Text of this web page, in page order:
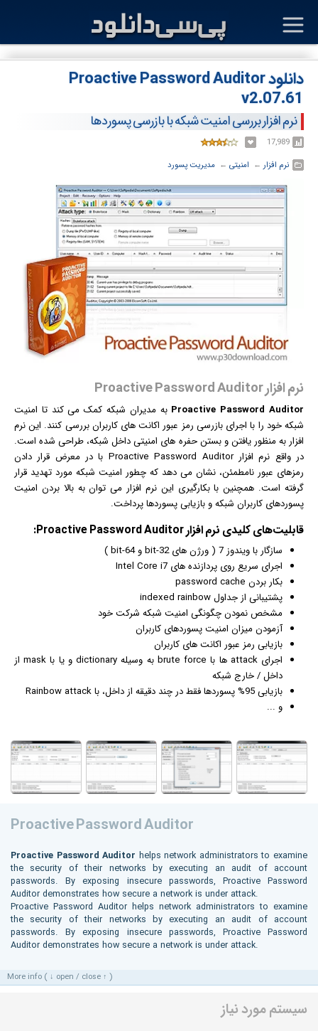
دانلود Proactive Password Auditor
v2.07.61
نرم افزار بررسی امنیت شبکه با بازرسی پسوردها
17,989
نرم افزار ← ‏ امنیتی ← ‏ مدیریت پسورد
نرم افزار Proactive Password Auditor
Proactive Password Auditor به مدیران شبکه کمک می کند تا امنیت
شبکه خود را با اجرای بازرسی رمز عبور اکانت های کاربران بررسی کنند. ایننرم
افزار به منظور یافتن و بستن حفره های امنیتی داخل شبکه، طراحی شده است.
در واقع نرم افزار Proactive Password Auditor با در معرض قرار دادن
رمزهای عبور نامطمئن، نشان می دهد که چطور امنیت شبکه مورد تهدید قرار
گرفته است. همچنین با بکارگیری این نرم افزار می توان به بالا بردن امنیت
پسوردهای کاربران شبکه و بازیابی پسوردها پرداخت.
قابلیت‌های کلیدی نرم افزار
سازگار باویندوز
اجرای سریع روی پردازنده های Intel Core i7
بکار بردن password cache
پشتیبانی از جداول indexed rainbow
مشخص نمودن چگونگی امنیت شبکه شرکت خود
آزمودن میزان امنیت پسوردهای کاربران
بازیابی رمز عبور اکانت های کاربران
اجرای attack ها با brute force به وسیله dictionary و یا با mask از
داخل / خارج شبکه
بازیابی 95% پسوردها فقط در چند دقیقه از داخل، با Rainbow attack
و ...
Proactive Password Auditor
Proactive Password Auditor helps network administrators to examine
the security of their networks by executing an audit of account
passwords. By exposing insecure passwords, Proactive Password
Auditor demonstrates how secure a network is under attack.
Proactive Password Auditor helps network administrators to examine
the security of their networks by executing an audit of account
passwords. By exposing insecure passwords, Proactive Password
Auditor demonstrates how secure a network is under attack.
More info ( ↓ open / close ↑ )
سیستم مورد نیاز